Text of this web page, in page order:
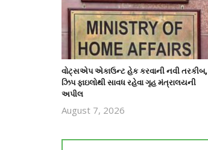
વોટ્સએપ એકાઉન્ટ હેક કરવાની નવી તરકીબ,
ઝિપ ફાઇલોથી સાવધ રહેવા ગૃહ મંત્રાલયની
અપીલ
August 7, 2026